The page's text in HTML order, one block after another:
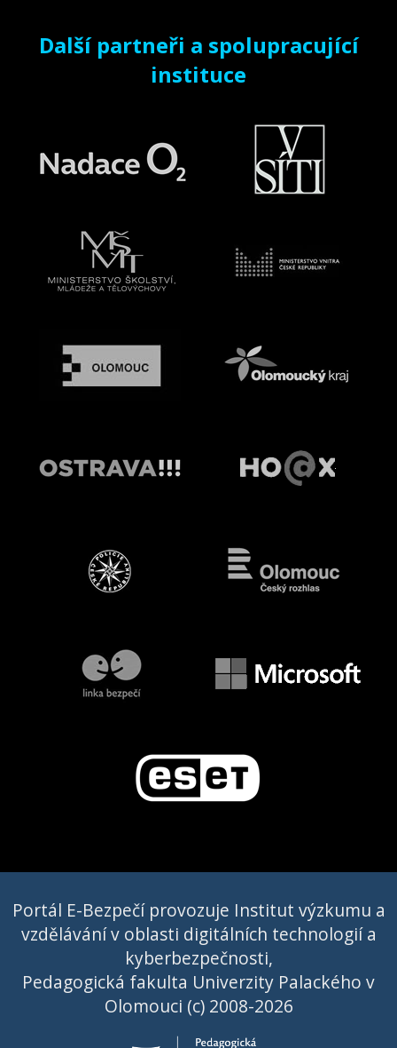
Další partneři a spolupracující
instituce
Portál E-Bezpečí provozuje Institut výzkumu a
vzdělávání v oblasti digitálních technologií a
kyberbezpečnosti,
Pedagogická fakulta Univerzity Palackého v
Olomouci (c) 2008-2026